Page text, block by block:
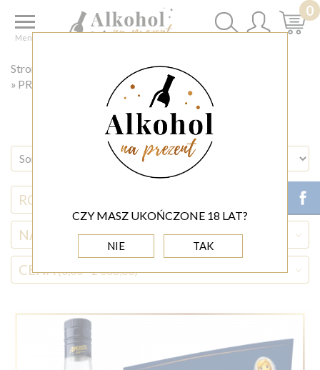
CZY MASZ UKOŃCZONE 18 LAT?
NIE TAK
0
Menu
Strona główna
PREZENT NA WIECZÓR PANIEŃSKI
RODZAJ ALKOHOLU
NAZWA ALKOHOLU
CENA(0,00 - 2 000,00)